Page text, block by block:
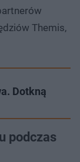
Themis,
Dotkną
podczas